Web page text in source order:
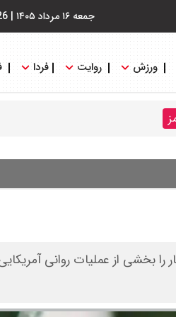
جمعه ۱۶ مرداد ۱۴۰۵ |
ورزش روایت فردا
بخشی از عملیات روانی